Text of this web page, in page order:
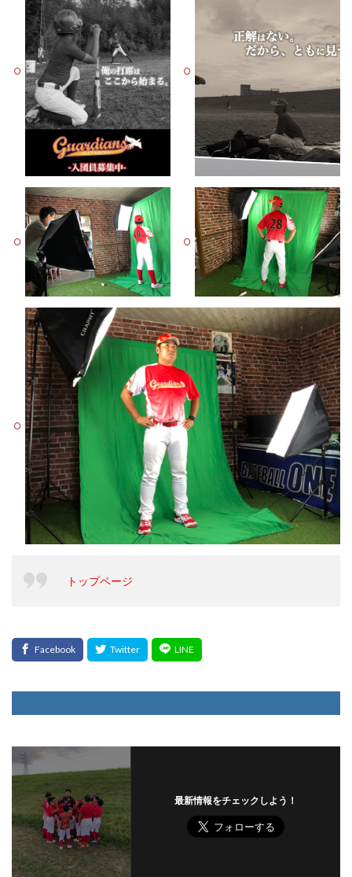
トップページ
最新情報をチェックしよう！